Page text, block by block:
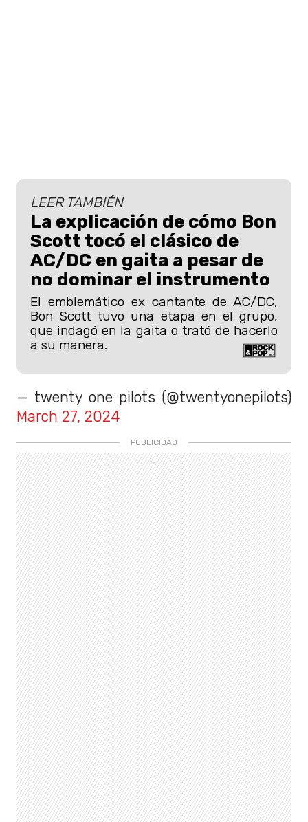
LEER TAMBIÉN
La explicación de cómo Bon
Scott tocó el clásico de
AC/DC en gaita a pesar de
no dominar el instrumento
El emblemático ex cantante de AC/DC,
Bon Scott tuvo una etapa en el grupo,
que indagó en la gaita o trató de hacerlo
a su manera.
— twenty one pilots (@twentyonepilots)
March 27, 2024